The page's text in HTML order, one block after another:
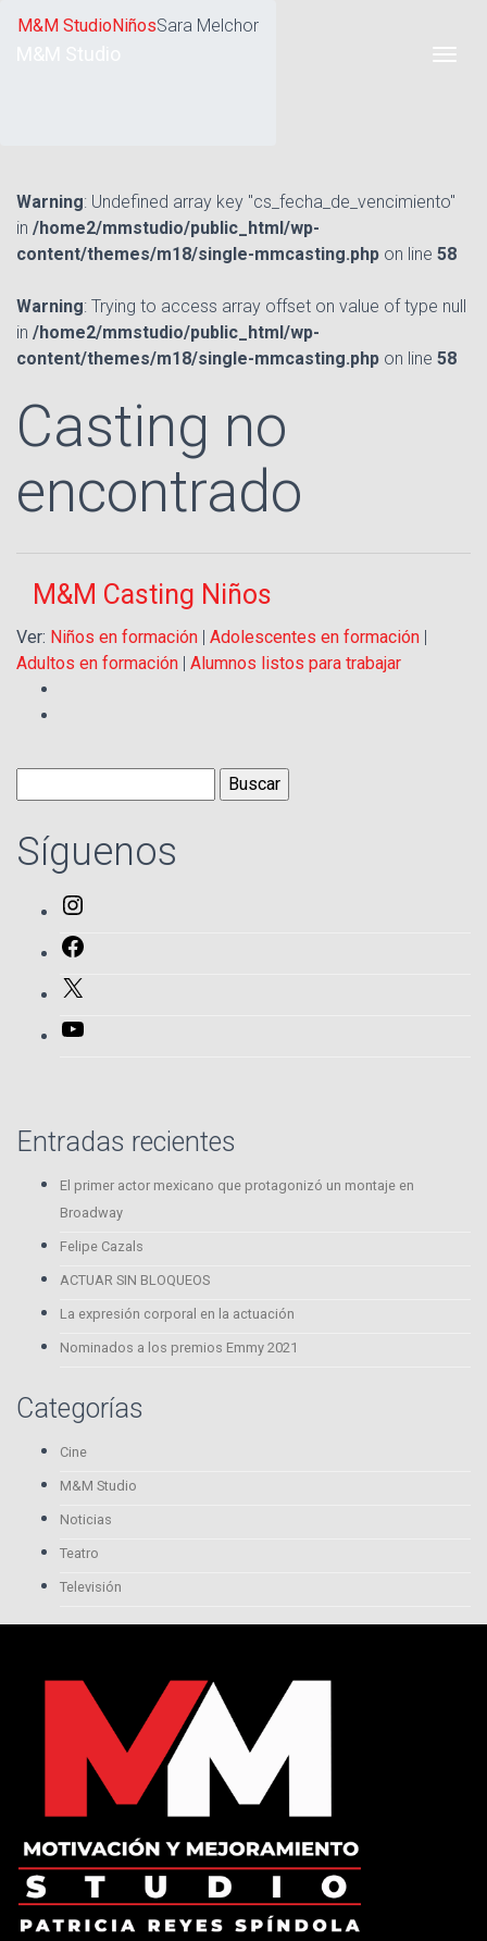
M&M StudioNiñosSara Melchor
Warning: Undefined array key "cs_fecha_de_vencimiento"
in /home2/mmstudio/public_html/wp-
content/themes/m18/single-mmcasting.php on line 58
Warning: Trying to access array offset on value of type null
in /home2/mmstudio/public_html/wp-
content/themes/m18/single-mmcasting.php on line 58
Casting no
encontrado
M&M Casting Niños
Ver: Niños en formación | Adolescentes en formación |
Adultos en formación | Alumnos listos para trabajar
Buscar:
Síguenos
Entradas recientes
El primer actor mexicano que protagonizó un montaje en
Broadway
Felipe Cazals
ACTUAR SIN BLOQUEOS
La expresión corporal en la actuación
Nominados a los premios Emmy 2021
Categorías
Cine
M&M Studio
Noticias
Teatro
Televisión